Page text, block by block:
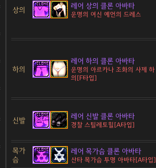
상의 레어 상의 클론 아바타
운명의 여신 예언의 드레스
하의
레어 하의 클론 아바타
운명의 아르카나 조화의 사제 하
의[F타입]
신발 레어 신발 클론 아바타
경찰 스틸레토힐[A타입]
목가
슴
레어 목가슴 클론 아바타
산타 목가슴 투명 아바타[A타입]